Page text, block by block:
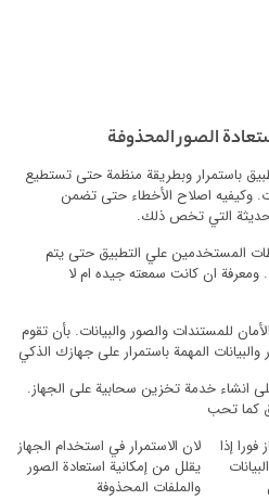
الصور المحذوفة
باستمرار وبطريقة منظمة حتى تستطيع
وكيفيه اصلاح الأخطاء حتى تضمن
التي تخص ذلك.
المستخدمين علي التطبيق حتى يتم
ومعرفة ان كانت سمعته جيده ام لا
للمستندات والصور والبيانات. بأن تقوم
المهمة باستمرار على جهازك الذكي
انشاء خدمة تخزين سحابية على الجهاز.
كما تحب
إذا
لان الاستمرار في استخدام الجهاز
يقلل من إمكانية استعادة الصور
والملفات المحذوفة